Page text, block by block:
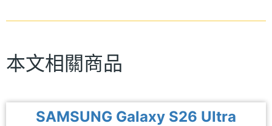
本文相關商品
SAMSUNG Galaxy S26 Ultra